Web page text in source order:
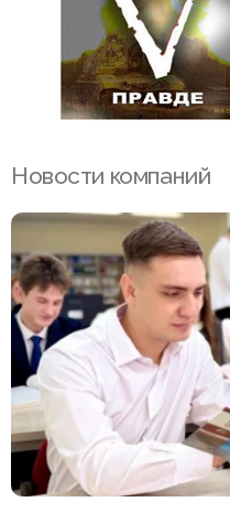
Новости компаний